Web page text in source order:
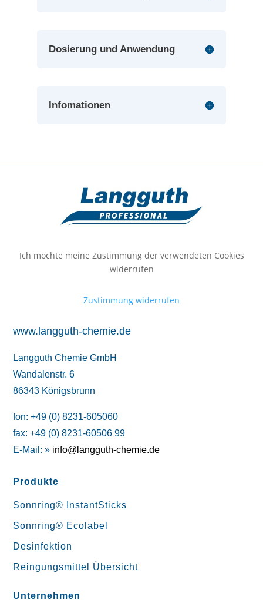
Dosierung und Anwendung
Infomationen
Ich möchte meine Zustimmung der verwendeten Cookies
widerrufen
Zustimmung widerrufen
www.langguth-chemie.de
Langguth Chemie GmbH
Wandalenstr. 6
86343 Königsbrunn
fon: +49 (0) 8231-605060
fax: +49 (0) 8231-60506 99
E-Mail: » info@langguth-chemie.de
Produkte
Sonnring® InstantSticks
Sonnring® Ecolabel
Desinfektion
Reingungsmittel Übersicht
Unternehmen